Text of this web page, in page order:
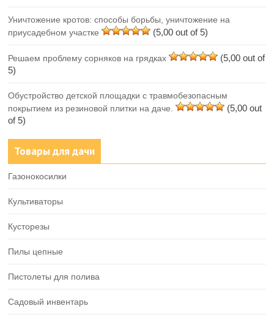
Уничтожение кротов: способы борьбы, уничтожение на
приусадебном участке
(5,00 out of 5)
Решаем проблему сорняков на грядках
(5,00 out of
5)
Обустройство детской площадки с травмобезопасным
покрытием из резиновой плитки на даче.
(5,00 out
of 5)
Товары для дачи
Газонокосилки
Культиваторы
Кусторезы
Пилы цепные
Пистолеты для полива
Садовый инвентарь